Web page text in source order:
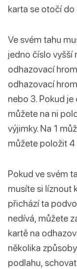
karta se otočí
Ve svém tahu
jedno číslo vyšší
odhazovací
odhazovací
nebo 3. Pokud
můžete na ni
výjimky. Na 1
můžete položit 4
Pokud ve svém
musíte si líznout
přichází ta
nedívá, můžete
kartě na
několika
podlahu,